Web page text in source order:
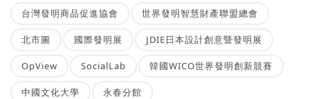
台灣發明商品促進協會 世界發明智慧財產聯盟總會
北市圖 國際發明展 JDIE日本設計創意暨發明展
OpView SocialLab 韓國WICO世界發明創新競賽
中國文化大學 永春分館